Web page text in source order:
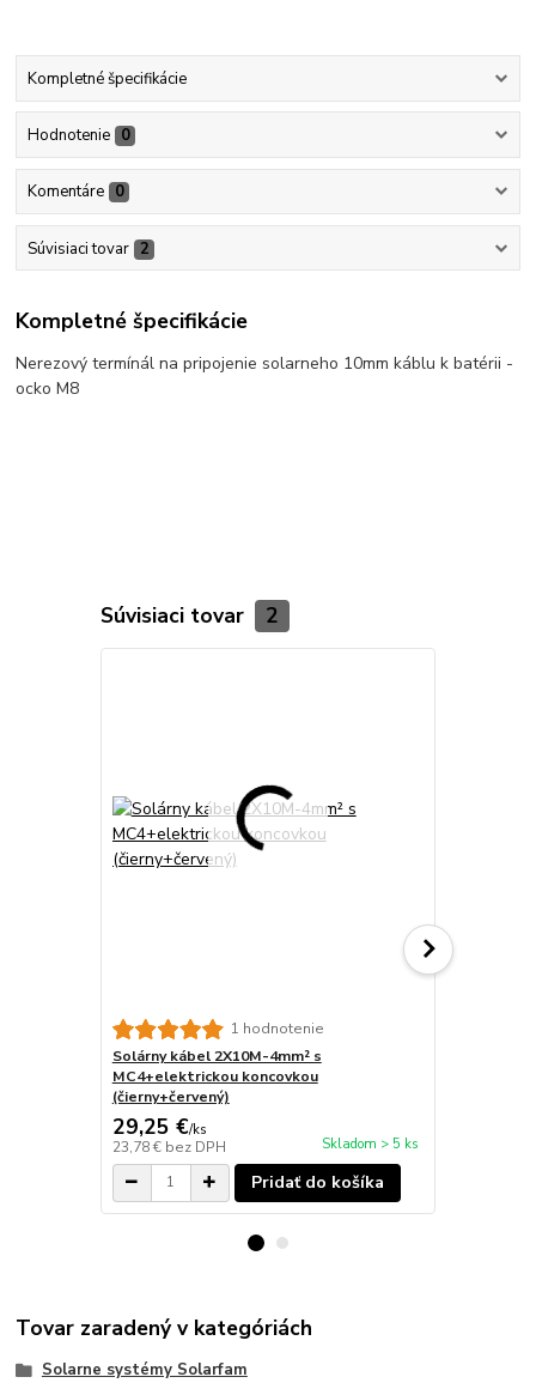
Kompletné špecifikácie
Hodnotenie 0
Komentáre 0
Súvisiaci tovar 2
Kompletné špecifikácie
Nerezový termínál na pripojenie solarneho 10mm káblu k batérii -
ocko M8
Súvisiaci tovar 2
1 hodnotenie
Solárny kábel 2X10M-4mm² s
MC4+elektrickou koncovkou
(čierny+červený)
29,25 €/ks
23,78 € bez DPH Skladom > 5 ks
Pridať do košíka
Tovar zaradený v kategóriách
Solarne systémy Solarfam